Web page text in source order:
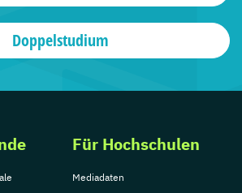
Doppelstudium
Für Hochschulen
Mediadaten